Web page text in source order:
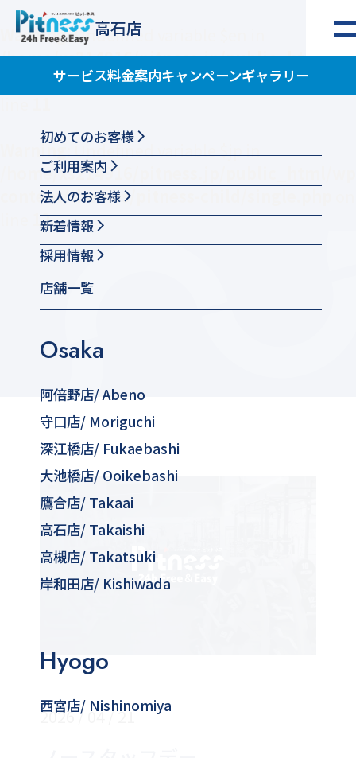
高石店
サービス料金案内キャンペーンギャラリー
初めてのお客様
ご利用案内
法人のお客様
新着情報
採用情報
店舗一覧
Osaka
阿倍野店/ Abeno
守口店/ Moriguchi
深江橋店/ Fukaebashi
大池橋店/ Ooikebashi
鷹合店/ Takaai
高石店/ Takaishi
高槻店/ Takatsuki
岸和田店/ Kishiwada
Hyogo
西宮店/ Nishinomiya
Warning: Undefined variable $en in
/home/xs214916/pitness.jp/public_html/
content/themes/pitness-child/single.php
Warning: Undefined variable $jp in
/home/xs214916/pitness.jp/public_html/
content/themes/pitness-child/single.php
12
2026 / 04 / 21